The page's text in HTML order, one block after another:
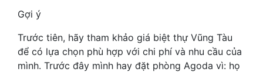
Gợi ý
Trước tiên, hãy tham khảo giá biệt thự Vũng Tàu
để có lựa chọn phù hợp với chi phí và nhu cầu của
mình. Trước đây mình hay đặt phòng Agoda vì: họ